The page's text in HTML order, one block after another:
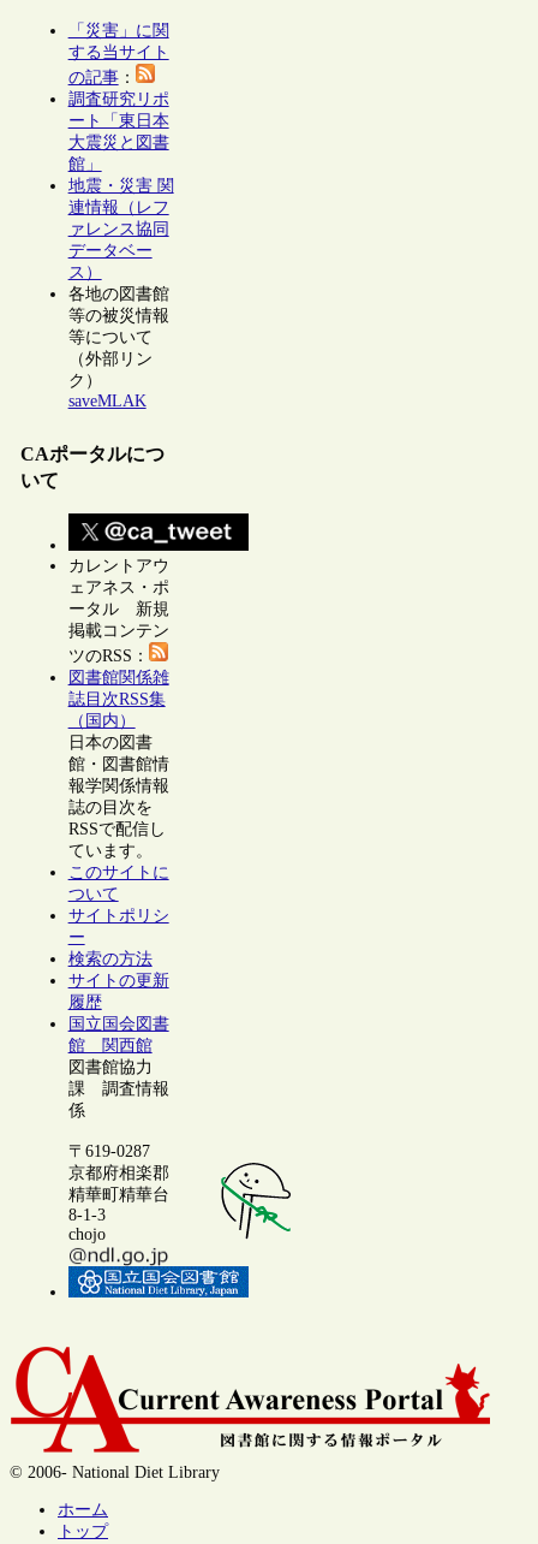
「災害」に関
する当サイト
の記事：
調査研究リポ
ート「東日本
大震災と図書
館」
地震・災害 関
連情報（レフ
ァレンス協同
データベー
ス）
各地の図書館
等の被災情報
等について
（外部リン
ク）
saveMLAK
CAポータルにつ
いて
カレントアウ
ェアネス・ポ
ータル 新規
掲載コンテン
ツのRSS：
図書館関係雑
誌目次RSS集
（国内）
日本の図書
館・図書館情
報学関係情報
誌の目次を
RSSで配信し
ています。
このサイトに
ついて
サイトポリシ
ー
検索の方法
サイトの更新
履歴
国立国会図書
館 関西館
図書館協力
課 調査情報
係
〒619-0287
京都府相楽郡
精華町精華台
8-1-3
chojo
© 2006- National Diet Library
ホーム
トップ